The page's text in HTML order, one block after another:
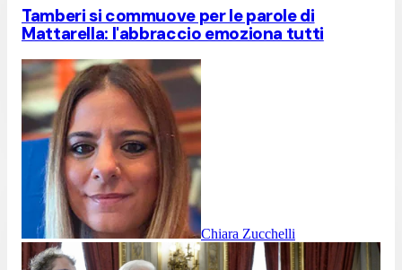
Tamberi si commuove per le parole di
Mattarella: l'abbraccio emoziona tutti
Chiara Zucchelli